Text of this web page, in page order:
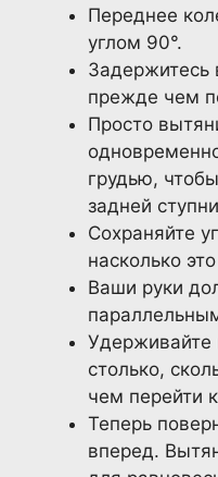
Переднее
углом 90°.
Задержитесь
прежде чем
Просто
грудью,
задней
Сохраняйте
насколько
Ваши руки
Удерживайте
столько,
чем перейти
Теперь
вперед.